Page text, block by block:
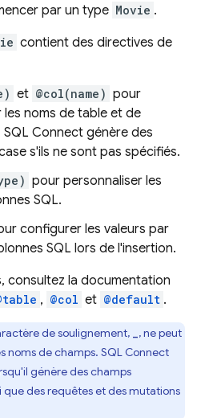
par un type Movie .
contient des directives de
et @col(name) pour
les noms de table et de
SQL Connect génère des
s'ils ne sont pas spécifiés.
pour personnaliser les
SQL.
configurer les valeurs par
SQL lors de l'insertion.
consultez la documentation
, @col et @default .
de soulignement,
, ne peut
noms de champs. SQL Connect
génère des champs
que des requêtes et des mutations